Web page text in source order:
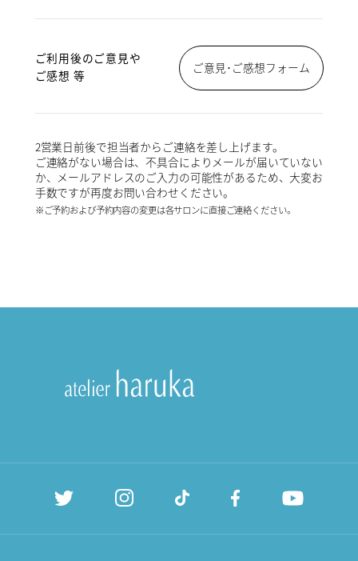
ご利用後のご意見や
ご感想 等
ご意見･ご感想フォーム
2営業日前後で担当者からご連絡を差し上げます。
ご連絡がない場合は、不具合によりメールが届いていない
か、メールアドレスのご入力の可能性があるため、大変お
手数ですが再度お問い合わせください。
※ご予約および予約内容の変更は各サロンに直接ご連絡ください。